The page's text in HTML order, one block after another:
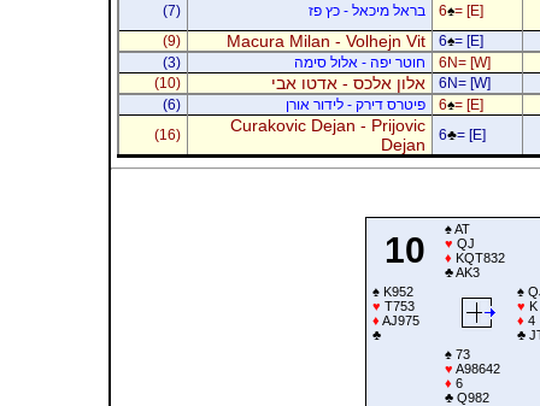
6♠= [E] בראל מיכאל - כץ פז
(7)
6♠= [E]
Macura Milan - Volhejn Vit
(9)
6N= [W]
חוטר יפה - אלול סימה
(3)
6N= [W]
אלון אלכס - אדטו אבי
(10)
6♠= [E] פיטרס דירק - לידור אורן
(6)
6♣= [E]
Curakovic Dejan - Prijovic
Dejan
(16)
10
♠AT
♥ QJ
♦ KQT832
♣AK3
♠K952
♥ T753
♦ AJ975
♣
♠
♥ K
♦ 4
♣
♠73
♥ A98642
♦ 6
♣Q982